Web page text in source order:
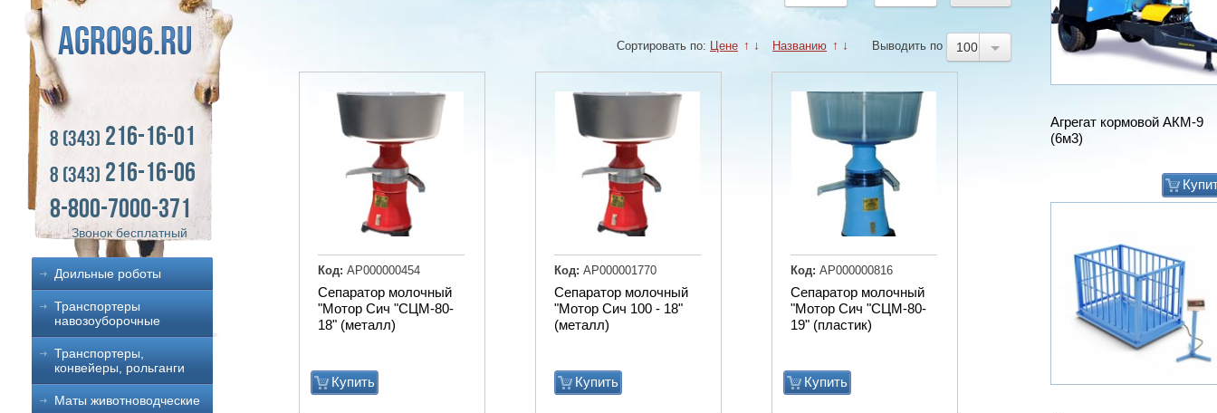
8 (343) 216-16-01
8 (343) 216-16-06
8-800-7000-371
Звонок бесплатный
Доильные роботы
Транспортеры
навозоуборочные
Транспортеры,
конвейеры, рольганги
Маты животноводческие
Весы для животных
стационарные
Сортировать по: Цене ↑ ↓ Названию ↑ ↓ Выводить по 100
Сепаратор молочный
"Мотор Сич "СЦМ-80-
18" (металл)
Купить
Код: АР000000454
Сепаратор молочный
"Мотор Сич 100 - 18"
(металл)
Купить
Код: АР000001770
Сепаратор молочный
"Мотор Сич "СЦМ-80-
19" (пластик)
Купить
Код: АР000000816